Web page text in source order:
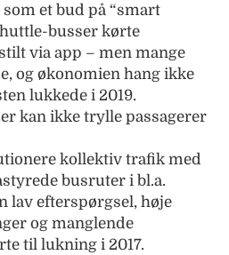
et bud på “smart
busser kørte
via app – men mange
og økonomien hang ikke
lukkede i 2019.
kan ikke trylle passagerer
kollektiv trafik med
busruter i bl.a.
lav efterspørgsel, høje
og manglende
til lukning i 2017.